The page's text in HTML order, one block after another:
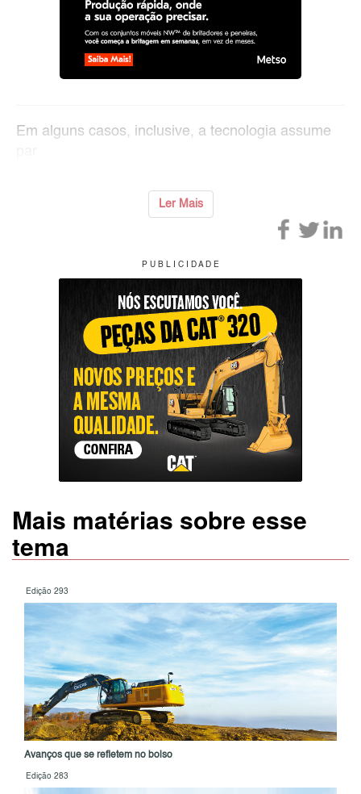
Em alguns casos, inclusive, a tecnologia assume
Ler Mais
P U B L I C I D A D E
Mais matérias sobre esse
tema
Edição 293
Avanços que se refletem no bolso
Edição 283